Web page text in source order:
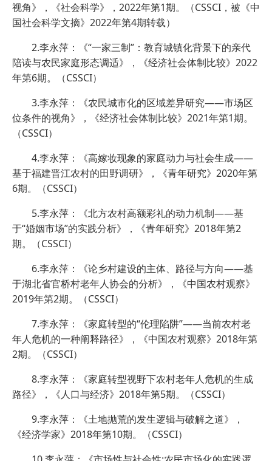
视角》，《社会科学》，2022年第1期。（CSSCI，被《中
国社会科学文摘》2022年第4期转载）
2.李永萍：《“一家三制”：教育城镇化背景下的亲代
陪读与农民家庭形态调适》，《经济社会体制比较》2022
年第6期。（CSSCI）
3.李永萍：《农民城市化的区域差异研究——市场区
位条件的视角》，《经济社会体制比较》2021年第1期。
（CSSCI）
4.李永萍：《高嫁妆现象的家庭动力与社会生成——
基于福建晋江农村的田野调研》，《青年研究》2020年第
6期。（CSSCI）
5.李永萍：《北方农村高额彩礼的动力机制——基
于“婚姻市场”的实践分析》，《青年研究》2018年第2
期。（CSSCI）
6.李永萍：《论乡村建设的主体、路径与方向——基
于湖北省官桥村老年人协会的分析》，《中国农村观察》
2019年第2期。（CSSCI）
7.李永萍：《家庭转型的“伦理陷阱”——当前农村老
年人危机的一种阐释路径》，《中国农村观察》2018年第
2期。（CSSCI）
8.李永萍：《家庭转型视野下农村老年人危机的生成
路径》，《人口与经济》2018年第5期。（CSSCI）
9.李永萍：《土地抛荒的发生逻辑与破解之道》，
《经济学家》2018年第10期。（CSSCI）